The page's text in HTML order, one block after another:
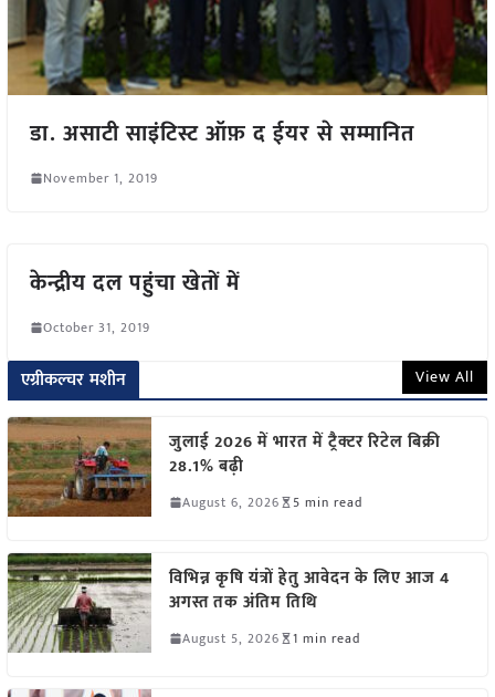
डा. असाटी साइंटिस्ट ऑफ़ द ईयर से सम्मानित
November 1, 2019
केन्द्रीय दल पहुंचा खेतों में
October 31, 2019
एग्रीकल्चर मशीन View All
जुलाई 2026 में भारत में ट्रैक्टर रिटेल बिक्री
28.1% बढ़ी
August 6, 2026 5 min read
विभिन्न कृषि यंत्रों हेतु आवेदन के लिए आज 4
अगस्त तक अंतिम तिथि
August 5, 2026 1 min read